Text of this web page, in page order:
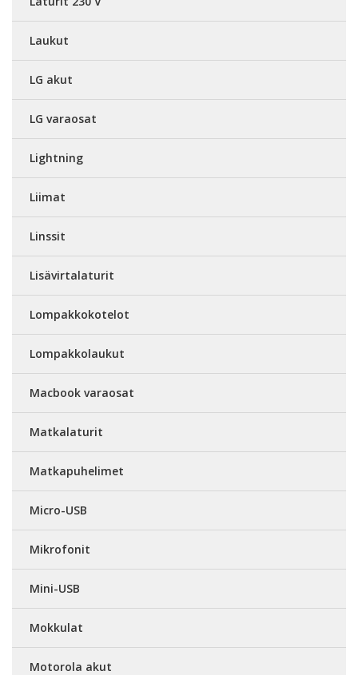
Laukut
LG akut
LG varaosat
Lightning
Liimat
Linssit
Lisävirtalaturit
Lompakkokotelot
Lompakkolaukut
Macbook varaosat
Matkalaturit
Matkapuhelimet
Micro-USB
Mikrofonit
Mini-USB
Mokkulat
Motorola akut